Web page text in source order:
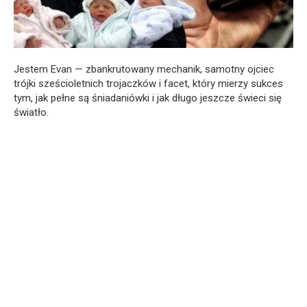
Jestem Evan — zbankrutowany mechanik, samotny ojciec
trójki sześcioletnich trojaczków i facet, który mierzy sukces
tym, jak pełne są śniadaniówki i jak długo jeszcze świeci się
światło.